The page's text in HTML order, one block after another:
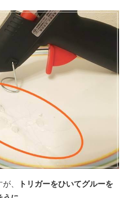
、
トリガーをひいてグルーを